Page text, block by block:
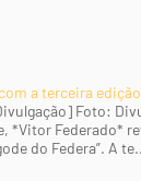
a terceira
Foto:
*Vitor Federado*
do Federa”. A